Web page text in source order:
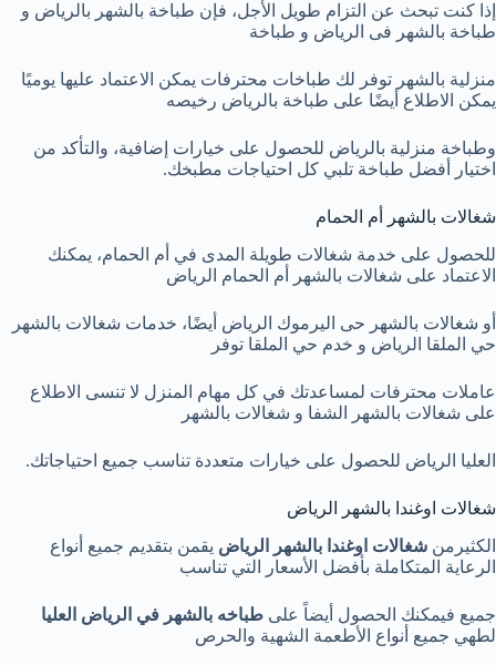
إذا كنت تبحث عن التزام طويل الأجل، فإن طباخة بالشهر بالرياض و
طباخة بالشهر فى الرياض و طباخة
منزلية بالشهر توفر لك طباخات محترفات يمكن الاعتماد عليها يوميًا
يمكن الاطلاع أيضًا على طباخة بالرياض رخيصه
وطباخة منزلية بالرياض للحصول على خيارات إضافية، والتأكد من
اختيار أفضل طباخة تلبي كل احتياجات مطبخك.
شغالات بالشهر أم الحمام
للحصول على خدمة شغالات طويلة المدى في أم الحمام، يمكنك
الاعتماد على شغالات بالشهر أم الحمام الرياض
أو شغالات بالشهر حى اليرموك الرياض أيضًا، خدمات شغالات بالشهر
حي الملقا الرياض و خدم حي الملقا توفر
عاملات محترفات لمساعدتك في كل مهام المنزل لا تنسى الاطلاع
على شغالات بالشهر الشفا و شغالات بالشهر
العليا الرياض للحصول على خيارات متعددة تناسب جميع احتياجاتك.
شغالات اوغندا بالشهر الرياض
الكثيرمن شغالات اوغندا بالشهر الرياض يقمن بتقديم جميع أنواع
الرعاية المتكاملة بأفضل الأسعار التي تناسب
جميع فيمكنك الحصول أيضاً على طباخه بالشهر في الرياض العليا
لطهي جميع أنواع الأطعمة الشهية والحرص